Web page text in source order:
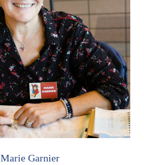
Marie Garnier